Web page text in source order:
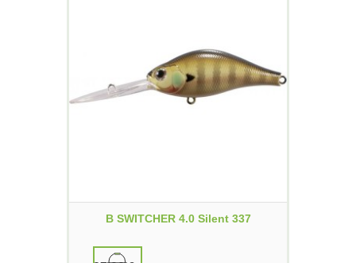
B SWITCHER 4.0 Silent 337